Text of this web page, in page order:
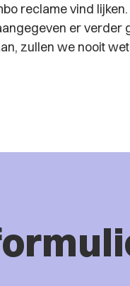
reclame vind
er verder
zullen we nooit